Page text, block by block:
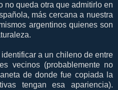
no queda otra que admitirlo en
más cercana a nuestra
argentinos quienes son
a un chileno de entre
vecinos (probablemente no
de donde fue copiada la
tengan esa apariencia).